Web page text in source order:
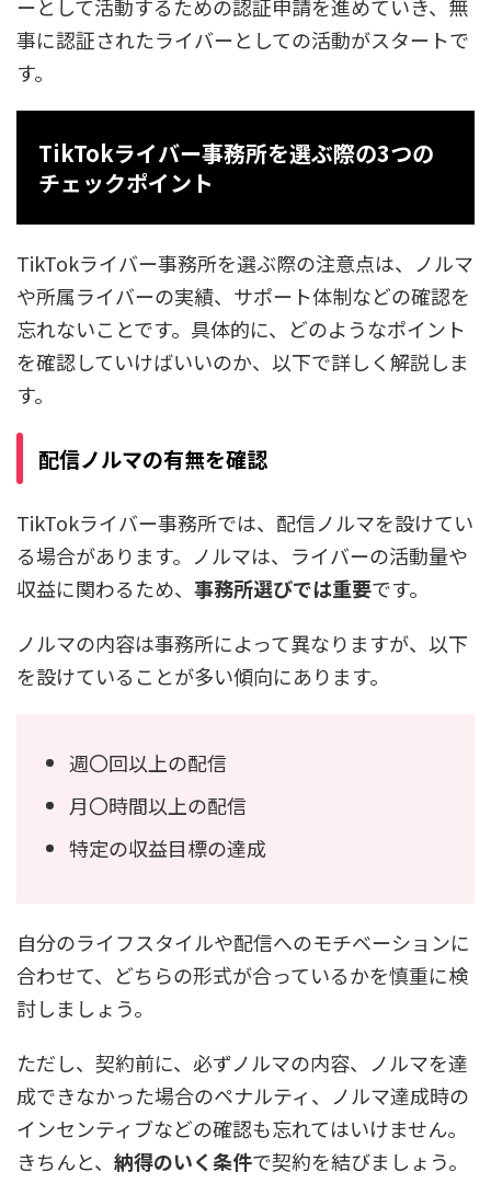
ーとして活動するための認証申請を進めていき、無
事に認証されたライバーとしての活動がスタートで
す。
TikTokライバー事務所を選ぶ際の3つの
チェックポイント
TikTokライバー事務所を選ぶ際の注意点は、ノルマ
や所属ライバーの実績、サポート体制などの確認を
忘れないことです。具体的に、どのようなポイント
を確認していけばいいのか、以下で詳しく解説しま
す。
配信ノルマの有無を確認
TikTokライバー事務所では、配信ノルマを設けてい
る場合があります。ノルマは、ライバーの活動量や
収益に関わるため、 事務所選びでは重要です。
ノルマの内容は事務所によって異なりますが、以下
を設けていることが多い傾向にあります。
週〇回以上の配信
月〇時間以上の配信
特定の収益目標の達成
自分のライフスタイルや配信へのモチベーションに
合わせて、どちらの形式が合っているかを慎重に検
討しましょう。
ただし、契約前に、必ずノルマの内容、ノルマを達
成できなかった場合のペナルティ、ノルマ達成時の
インセンティブなどの確認も忘れてはいけません。
きちんと、 納得のいく条件で契約を結びましょう。